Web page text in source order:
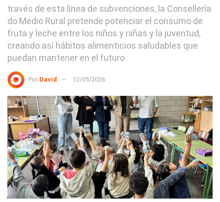
través de esta línea de subvenciones, la Consellería
do Medio Rural pretende potenciar el consumo de
fruta y leche entre los niños y niñas y la juventud,
creando así hábitos alimenticios saludables que
puedan mantener en el futuro
Por David 12/05/2026